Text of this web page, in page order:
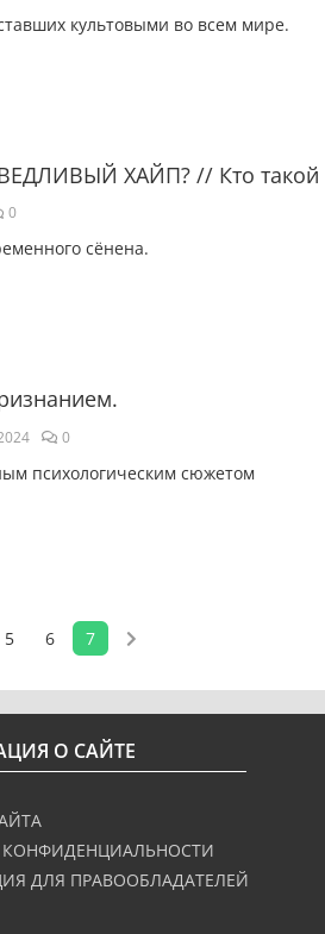
культовыми во всем мире.
ХАЙП? // Кто такой
0
сёнена.
0
психологическим сюжетом
5 6 7
О САЙТЕ
ДЛЯ ПРАВООБЛАДАТЕЛЕЙ